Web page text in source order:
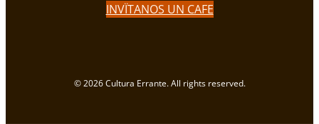
INVÏTANOS UN CAFE
© 2026 Cultura Errante. All rights reserved.